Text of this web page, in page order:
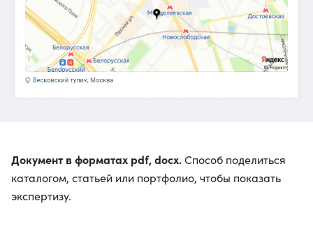
Документ в форматах pdf, docx.Способ поделиться
каталогом, статьей или портфолио, чтобы показать
экспертизу.